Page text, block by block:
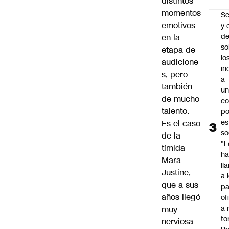
momentos
emotivos
en la
etapa de
audicione
s, pero
también
de mucho
talento.
Es el caso
de la
tímida
Mara
Justine,
que a sus
años llegó
muy
nerviosa
y
a
a
a